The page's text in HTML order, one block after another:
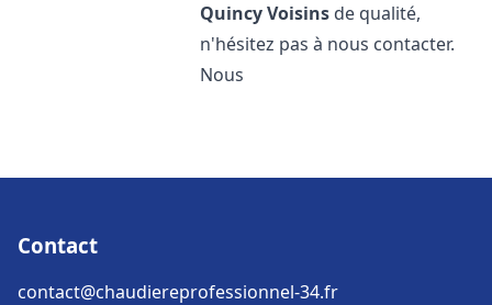
Quincy Voisins de qualité,
n'hésitez pas à nous contacter.
Nous
Contact
contact@chaudiereprofessionnel-34.fr